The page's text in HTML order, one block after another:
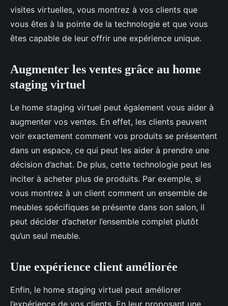
visites virtuelles, vous montrez à vos clients que
vous êtes à la pointe de la technologie et que vous
êtes capable de leur offrir une expérience unique.
Augmenter les ventes grâce au home
staging virtuel
Le home staging virtuel peut également vous aider à
augmenter vos ventes. En effet, les clients peuvent
voir exactement comment vos produits se présentent
dans un espace, ce qui peut les aider à prendre une
décision d’achat. De plus, cette technologie peut les
inciter à acheter plus de produits. Par exemple, si
vous montrez à un client comment un ensemble de
meubles spécifiques se présente dans son salon, il
peut décider d’acheter l’ensemble complet plutôt
qu’un seul meuble.
Une expérience client améliorée
Enfin, le home staging virtuel peut améliorer
l’expérience de vos clients. En leur proposant une